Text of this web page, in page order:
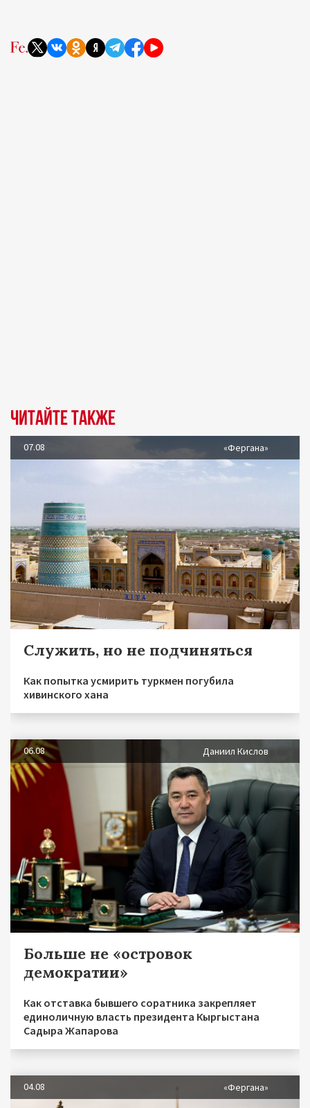
Читайте также
07.08 «Фергана»
Служить, но не подчиняться
Как попытка усмирить туркмен погубила
хивинского хана
06.08 Даниил Кислов
Больше не «островок
демократии»
Как отставка бывшего соратника закрепляет
единоличную власть президента Кыргыстана
Садыра Жапарова
04.08 «Фергана»